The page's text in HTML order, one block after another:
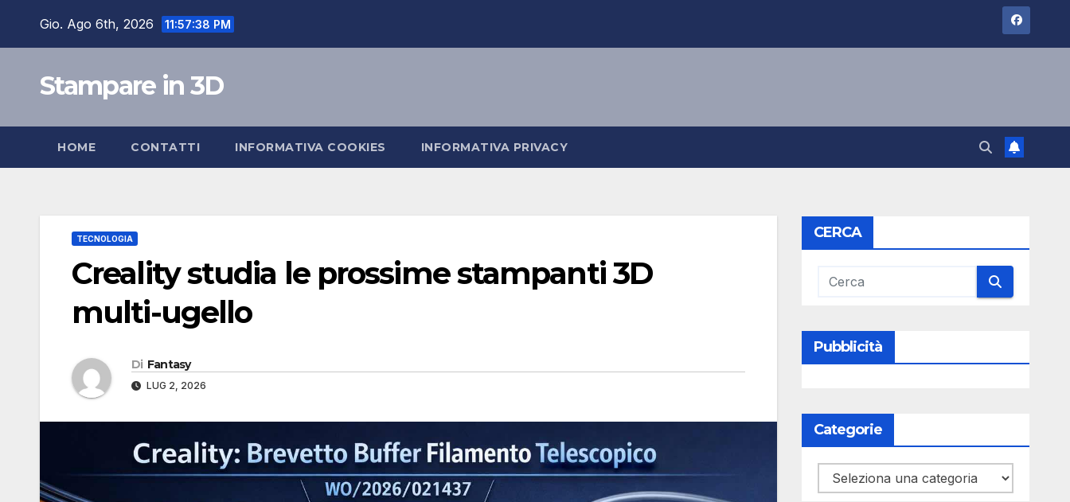
Gio. Ago 6th, 2026 11:57:39 PM
Stampare in 3D
HOME CONTATTI INFORMATIVA COOKIES INFORMATIVA PRIVACY
TECNOLOGIA
Creality studia le prossime stampanti 3D
multi-ugello
Di Fantasy
LUG 2, 2026
CERCA
Pubblicità
Categorie
Categorie